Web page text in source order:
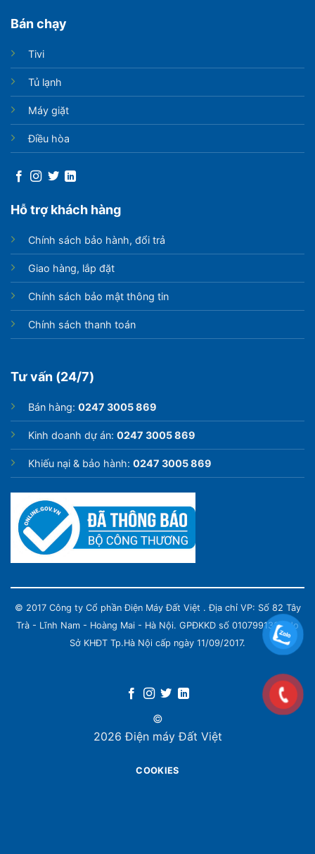
Bán chạy
Tivi
Tủ lạnh
Máy giặt
Điều hòa
Hỗ trợ khách hàng
Chính sách bảo hành, đổi trả
Giao hàng, lắp đặt
Chính sách bảo mật thông tin
Chính sách thanh toán
Tư vấn (24/7)
Bán hàng: 0247 3005 869
Kinh doanh dự án: 0247 3005 869
Khiếu nại & bảo hành: 0247 3005 869
© 2017 Công ty Cổ phần Điện Máy Đất Việt . Địa chỉ VP: Số 82 Tây
Trà - Lĩnh Nam - Hoàng Mai - Hà Nội. GPĐKKD số 0107991339 do
Sở KHĐT Tp.Hà Nội cấp ngày 11/09/2017.
©
2026 Điện máy Đất Việt
COOKIES